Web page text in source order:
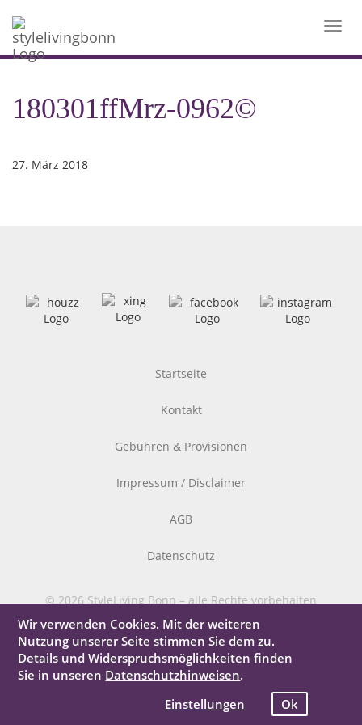
180301ffMrz-0962©
27. März 2018
Startseite
Kontakt
Gebühren & Provisionen
Impressum / Disclaimer
AGB
Datenschutz
© 2026 StyleLiving Bonn – alle Rechte vorbehalten
Wir verwenden Cookies. Mit der weiteren
Nutzung unserer Seite stimmen Sie dem zu.
Details und Widerspruchsmöglichkeiten finden
Sie in unseren Datenschutzhinweisen.
Einstellungen
Ok